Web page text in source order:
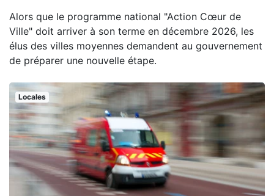
Alors que le programme national "Action Cœur de
Ville" doit arriver à son terme en décembre 2026, les
élus des villes moyennes demandent au gouvernement
de préparer une nouvelle étape.
Locales